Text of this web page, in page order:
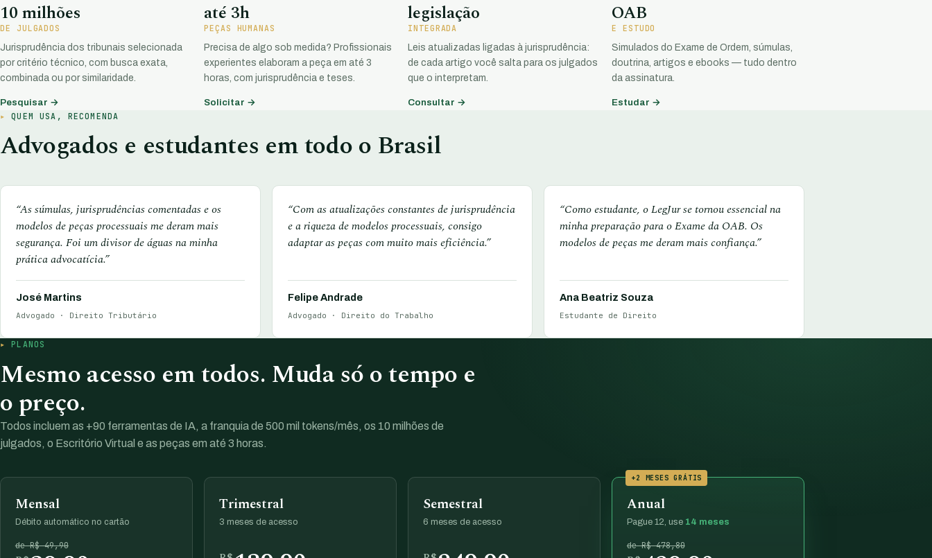
10 milhões
DE JULGADOS
Jurisprudência dos tribunais selecionada
por critério técnico, com busca exata,
combinada ou por similaridade.
Pesquisar →
até 3h
PEÇAS HUMANAS
Precisa de algo sob medida? Profissionais
experientes elaboram a peça em até 3
horas, com jurisprudência e teses.
Solicitar →
legislação
INTEGRADA
Leis atualizadas ligadas à jurisprudência:
de cada artigo você salta para os julgados
que o interpretam.
Consultar →
OAB
E ESTUDO
Simulados do Exame de Ordem, súmulas,
doutrina, artigos e ebooks — tudo dentro
da assinatura.
Estudar →
QUEM USA, RECOMENDA
Advogados e estudantes em todo o Brasil
“As súmulas, jurisprudências comentadas e os
modelos de peças processuais me deram mais
segurança. Foi um divisor de águas na minha
prática advocatícia.”
José Martins
Advogado · Direito Tributário
“Com as atualizações constantes de jurisprudência
e a riqueza de modelos processuais, consigo
adaptar as peças com muito mais eficiência.”
Felipe Andrade
Advogado · Direito do Trabalho
“Como estudante, o LegJur se tornou essencial na
minha preparação para o Exame da OAB. Os
modelos de peças me deram mais confiança.”
Ana Beatriz Souza
Estudante de Direito
PLANOS
Mesmo acesso em todos. Muda só o tempo e
o preço.
Todos incluem as +90 ferramentas de IA, a franquia de 500 mil tokens/mês, os 10 milhões de
julgados, o Escritório Virtual e as peças em até 3 horas.
Mensal
Débito automático no cartão
de R$ 49,90
Trimestral
3 meses de acesso
Semestral
6 meses de acesso
+2 MESES GRÁTIS
Anual
Pague 12, use 14 meses
de R$ 478,80